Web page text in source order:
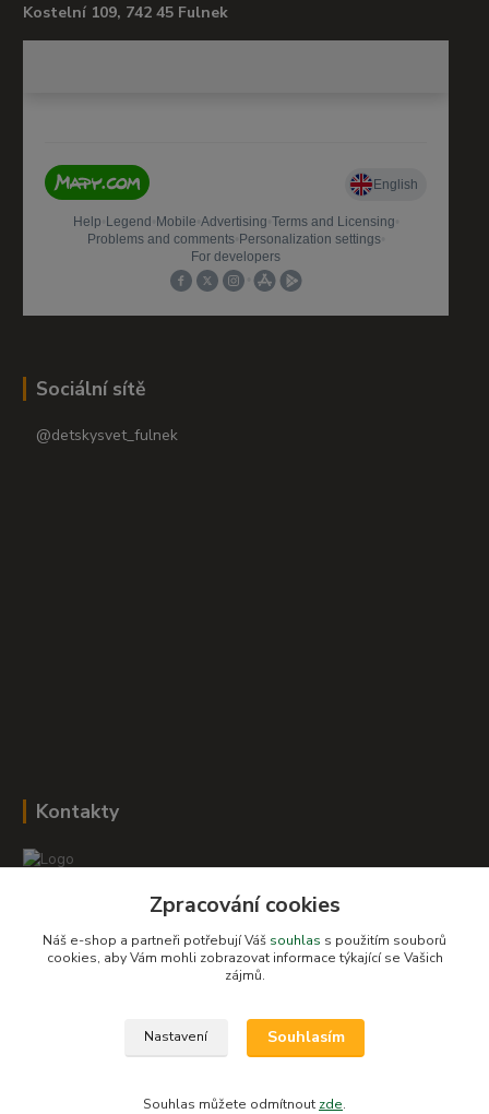
Kostelní 109, 742 45 Fulnek
Sociální sítě
@detskysvet_fulnek
Kontakty
+420 604 278 943
obchod-detskysvet@seznam.cz
Zpracování cookies
Náš e-shop a partneři potřebují Váš souhlas s použitím souborů
cookies, aby Vám mohli zobrazovat informace týkající se Vašich
zájmů.
Nastavení Souhlasím
Souhlas můžete odmítnout zde.